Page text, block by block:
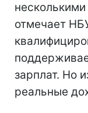
отмечает
зарплат. Но
реальные